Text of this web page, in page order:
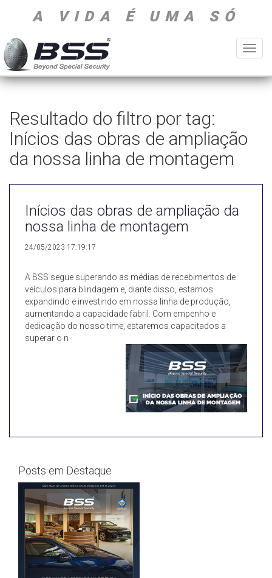
A VIDA É UMA SÓ
Resultado do filtro por tag:
Inícios das obras de ampliação
da nossa linha de montagem
Inícios das obras de ampliação da
nossa linha de montagem
24/05/2023 17:19:17
A BSS segue superando as médias de recebimentos de
veículos para blindagem e, diante disso, estamos
expandindo e investindo em nossa linha de produção,
aumentando a capacidade fabril. Com empenho e
dedicação do nosso time, estaremos capacitados a
superar o n
Posts em Destaque